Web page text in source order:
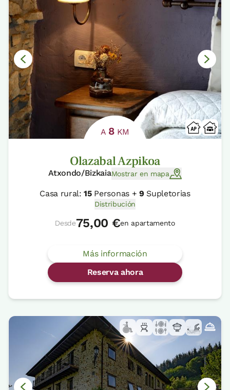
A 8 KM
Olazabal Azpikoa
Atxondo/BizkaiaMostrar en mapa
Casa rural:15Personas + 9 Supletorias
Distribución
Desde75,00 €en apartamento
Más información
Reserva ahora